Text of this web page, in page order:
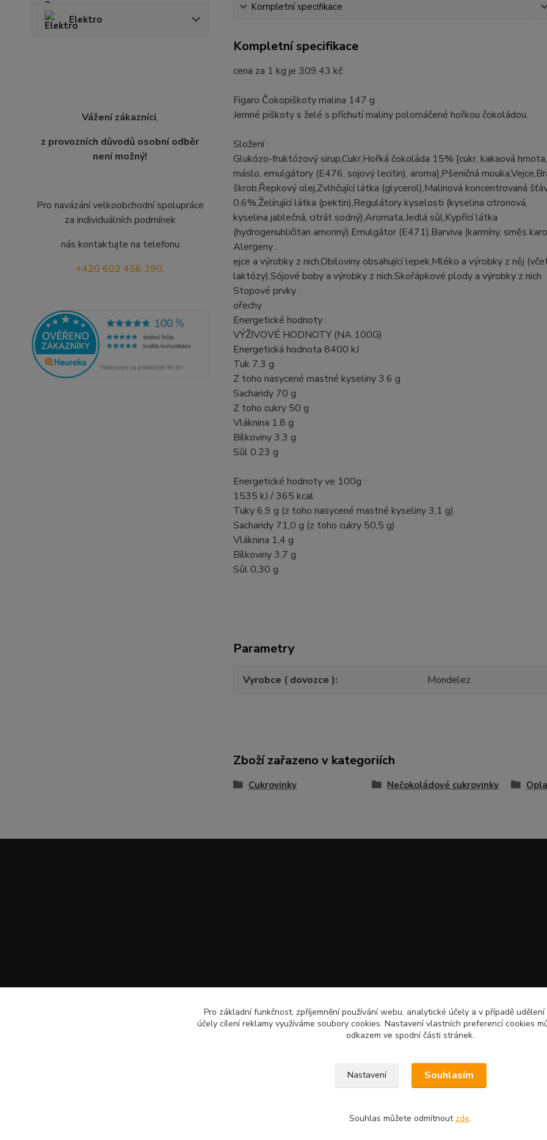
Elektro
Vážení zákazníci,
z provozních důvodů osobní odběr
není možný!
Pro navázání velkoobchodní spolupráce
za individuálních podmínek
nás kontaktujte na telefonu
+420 602 456 390.
Kompletní specifikace
Kompletní specifikace
cena za 1 kg je 309.43 kč
Figaro Čokopiškoty malina 147 g
Jemné piškoty s želé s příchutí maliny polomáčené hořkou čokoládou.
Složení :
Glukózo-fruktózový sirup,Cukr,Hořká čokoláda 15% [cukr, kakaová
máslo, emulgátory (E476, sojový lecitin), aroma],Pšeničná
škrob,Řepkový olej,Zvlhčující látka (glycerol),Malinová koncentrovaná
0,6%,Želírující látka (pektin),Regulátory kyselosti (kyselina citronová,
kyselina jablečná, citrát sodný),Aromata,Jedlá sůl,Kypřící látka
(hydrogenuhličitan amonný),Emulgátor (E471),Barviva (karmíny, směs
Alergeny :
ejce a výrobky z nich,Obiloviny obsahující lepek,Mléko a výrobky z něj
laktózy),Sójové boby a výrobky z nich,Skořápkové plody a výrobky z nich
Stopové prvky :
ořechy
Energetické hodnoty :
VÝŽIVOVÉ HODNOTY (NA 100G)
Energetická hodnota 8400 kJ
Tuk 7.3 g
Z toho nasycené mastné kyseliny 3.6 g
Sacharidy 70 g
Z toho cukry 50 g
Vláknina 1.8 g
Bílkoviny 3.3 g
Sůl 0.23 g
Energetické hodnoty ve 100g :
1535 kJ / 365 kcal
Tuky 6,9 g (z toho nasycené mastné kyseliny 3,1 g)
Sacharidy 71,0 g (z toho cukry 50,5 g)
Vláknina 1,4 g
Bílkoviny 3,7 g
Sůl 0,30 g
Parametry
Vyrobce ( dovozce ) Mondelez
Zboží zařazeno v kategoriích
Cukrovinky Nečokoládové cukrovinky
Pro základní funkčnost, zpříjemnění používání webu, analytické účely a v případě
účely cílení reklamy využíváme soubory cookies. Nastavení vlastních preferencí cookies
odkazem ve spodní části stránek.
Nastavení Souhlasím
Souhlas můžete odmítnout zde.